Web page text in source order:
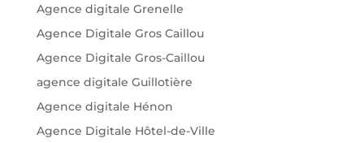
Agence digitale Grenelle
Agence Digitale Gros Caillou
Agence Digitale Gros-Caillou
agence digitale Guillotière
Agence digitale Hénon
Agence Digitale Hôtel-de-Ville